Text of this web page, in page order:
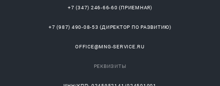
+7 (347) 246-66-60 (ПРИЕМНАЯ)
+7 (987) 490-08-53 (ДИРЕКТОР ПО РАЗВИТИЮ)
OFFICE@MNG-SERVICE.RU
РЕКВИЗИТЫ